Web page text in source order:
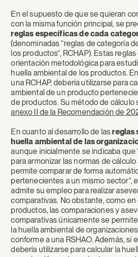
En el supuesto de que se quieran
con la misma función principal, se
reglas específicas de cada
(denominadas “reglas de categoría
los productos”, RCHAP). Estas
orientación metodológica para
huella ambiental de los productos.
una RCHAP, debería utilizarse para
ambiental de un producto
de productos. Su método de cálculo
anexo II de la Recomendación de
En cuanto al desarrollo de lasreglas
huella ambiental de las
aunque inicialmente se indicaba que
para armonizar las normas de
permite comparar de forma
pertenecientes a un mismo sector”,
admite su empleo para realizar
comparativas. No obstante, como en
productos, las comparaciones y
comparativas únicamente se
la huella ambiental de
conforme a una RSHAO. Además, si
debería utilizarse para calcular la